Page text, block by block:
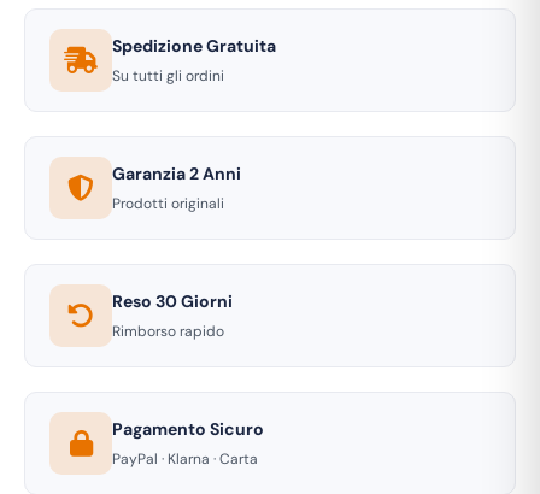
Spedizione Gratuita
Su tutti gli ordini
Garanzia 2 Anni
Prodotti originali
Reso 30 Giorni
Rimborso rapido
Pagamento Sicuro
PayPal · Klarna · Carta